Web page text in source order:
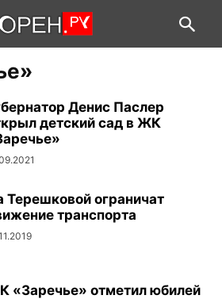
Денис Паслер
детский сад в ЖК
Терешковой ограничат
транспорта
«Заречье» отметил юбилей